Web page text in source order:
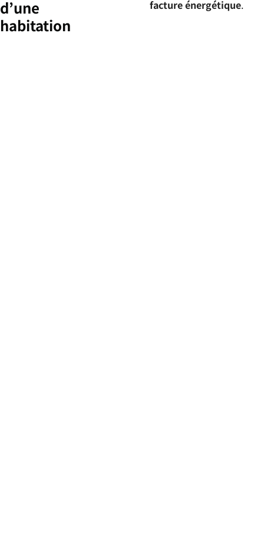
d’une
habitation
facture énergétique.